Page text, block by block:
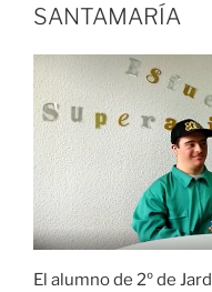
SANTAMARÍA
El alumno de 2º de